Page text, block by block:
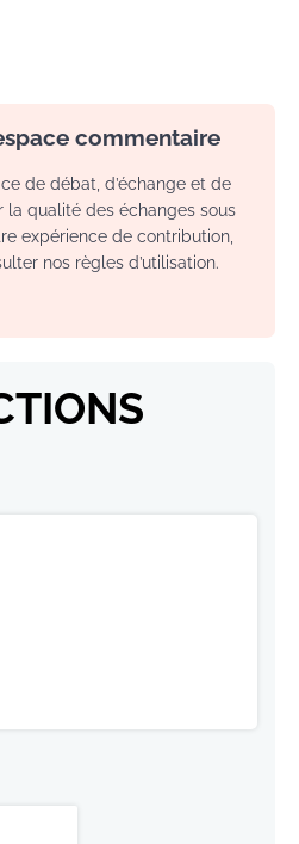
commentaire
de débat, d’échange et de
la qualité des échanges sous
expérience de contribution,
nos règles d’utilisation.